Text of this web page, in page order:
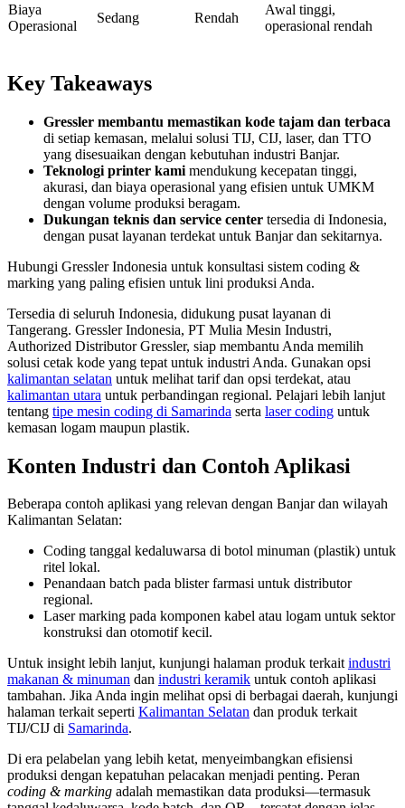
Biaya
Operasional
Sedang Rendah
Awal tinggi,
operasional rendah
Key Takeaways
Gressler membantu memastikan kode tajam dan terbaca
di setiap kemasan, melalui solusi TIJ, CIJ, laser, dan TTO
yang disesuaikan dengan kebutuhan industri Banjar.
Teknologi printer kami mendukung kecepatan tinggi,
akurasi, dan biaya operasional yang efisien untuk UMKM
dengan volume produksi beragam.
Dukungan teknis dan service center tersedia di Indonesia,
dengan pusat layanan terdekat untuk Banjar dan sekitarnya.
Hubungi Gressler Indonesia untuk konsultasi sistem coding &
marking yang paling efisien untuk lini produksi Anda.
Tersedia di seluruh Indonesia, didukung pusat layanan di
Tangerang. Gressler Indonesia, PT Mulia Mesin Industri,
Authorized Distributor Gressler, siap membantu Anda memilih
solusi cetak kode yang tepat untuk industri Anda. Gunakan opsi
kalimantan selatan untuk melihat tarif dan opsi terdekat, atau
kalimantan utara untuk perbandingan regional. Pelajari lebih lanjut
tentang tipe mesin coding di Samarinda serta laser coding untuk
kemasan logam maupun plastik.
Konten Industri dan Contoh Aplikasi
Beberapa contoh aplikasi yang relevan dengan Banjar dan wilayah
Kalimantan Selatan:
Coding tanggal kedaluwarsa di botol minuman (plastik) untuk
ritel lokal.
Penandaan batch pada blister farmasi untuk distributor
regional.
Laser marking pada komponen kabel atau logam untuk sektor
konstruksi dan otomotif kecil.
Untuk insight lebih lanjut, kunjungi halaman produk terkaitindustri
makanan & minuman dan industri keramik untuk contoh aplikasi
tambahan. Jika Anda ingin melihat opsi di berbagai daerah, kunjungi
halaman terkait seperti Kalimantan Selatan dan produk terkait
TIJ/CIJ di Samarinda.
Di era pelabelan yang lebih ketat, menyeimbangkan efisiensi
produksi dengan kepatuhan pelacakan menjadi penting. Peran
coding & marking adalah memastikan data produksi—termasuk